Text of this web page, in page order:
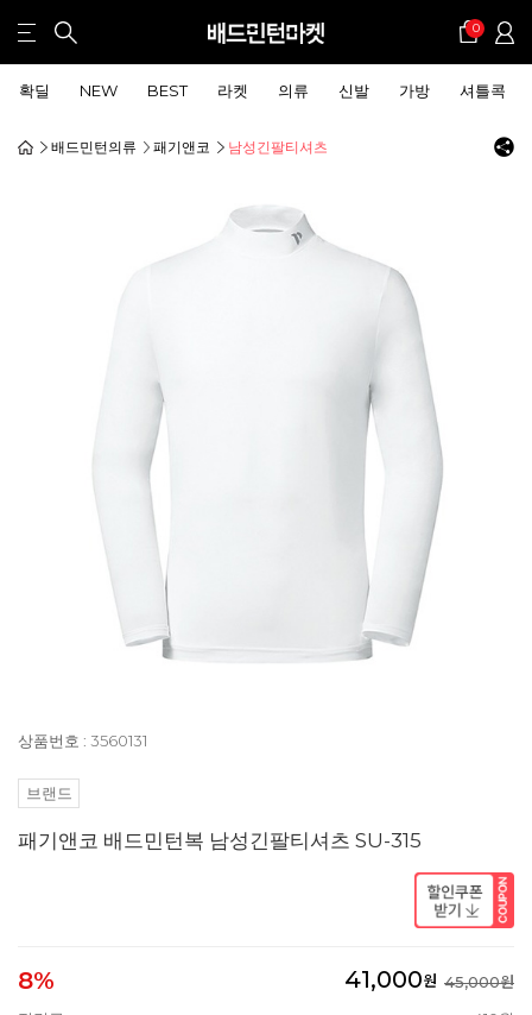
0
확딜 NEW BEST 라켓 의류 신발 가방 셔틀콕
배드민턴의류 패기앤코 남성긴팔티셔츠
상품번호 : 3560131
브랜드
패기앤코 배드민턴복 남성긴팔티셔츠 SU-315
8% 41,000원 45,000원